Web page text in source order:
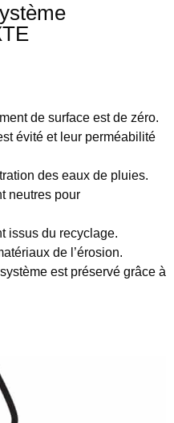
de surface est de zéro.
évité et leur perméabilité
des eaux de pluies.
neutres pour
issus du recyclage.
de l’érosion.
est préservé grâce à